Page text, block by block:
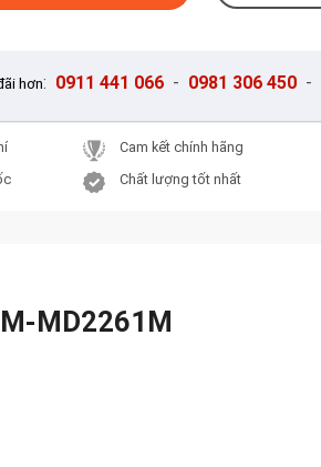
hơn: 0911 441 066 - 0981 306 450 -
Cam kết chính hãng
Chất lượng tốt nhất
MD2261M